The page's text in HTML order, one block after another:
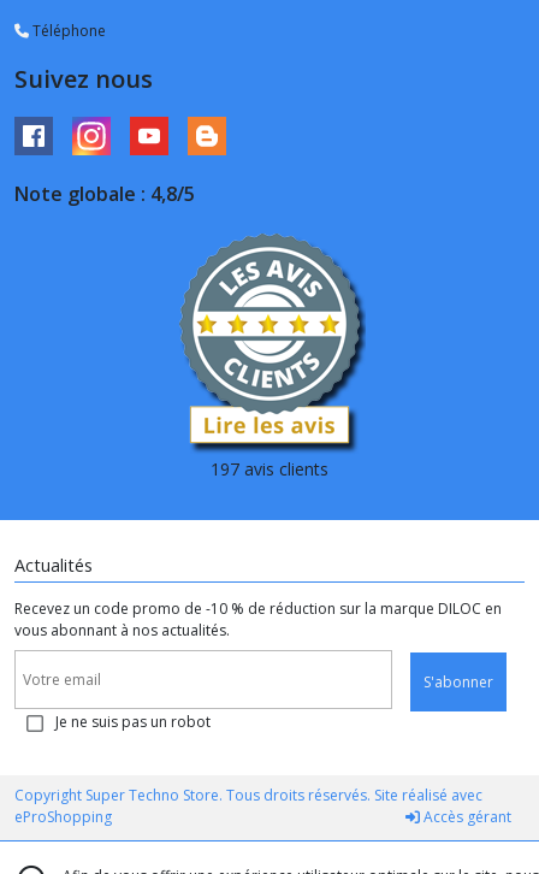
Téléphone
Suivez nous
Note globale : 4,8/5
197 avis clients
Actualités
Recevez un code promo de -10 % de réduction sur la marque DILOC en
vous abonnant à nos actualités.
S'abonner
Je ne suis pas un robot
Copyright Super Techno Store. Tous droits réservés. Site réalisé avec
eProShopping
Accès gérant